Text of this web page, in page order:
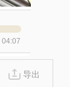
04:07
导出